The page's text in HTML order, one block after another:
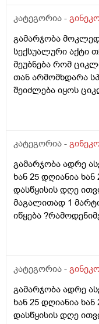
თვე გავიდა... 9
ტკივილის ხან არა,
შებერილობის
ნოშპაც დავლიეე....
კატეგორია -
გამარჯობა
სექსუალური აქტი
მეუბნება რომ
თან არმომხდარა
შეიძლება იყოს
კატეგორია -
გამარჯობა ადრე
ხან 25 დღიანია
დასწყისის დღე
მაგალითად 1
იწყება
მეშინია კიდევ
განმავლობაში ?
რამეა.ზოგადად
მაქვს.ხშირად
უნდაცკვების
კატეგორია -
გამარჯობა ადრე
ხან 25 დღიანია
დასწყისის დღე